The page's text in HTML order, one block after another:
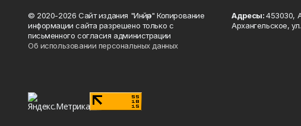
© 2020-2026 Сайт издания "Инйәр" Копирование
информации сайта разрешено только с
письменного согласия администрации
Об использовании персональных данных
Адресы:453030,
Архангельское,